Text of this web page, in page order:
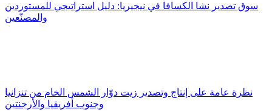
سوق تصدير نشا الكسافا في نيجيريا: دليل استراتيجي للمستوردين
والمصنّعين
نظرة عامة على إنتاج وتصدير زيت دوّار الشمس الخام من تنزانيا
وجنوب أفريقيا والأرجنتين